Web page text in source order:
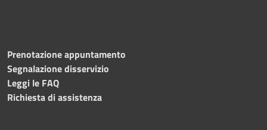
Prenotazione appuntamento
Segnalazione disservizio
Leggi le FAQ
Richiesta di assistenza